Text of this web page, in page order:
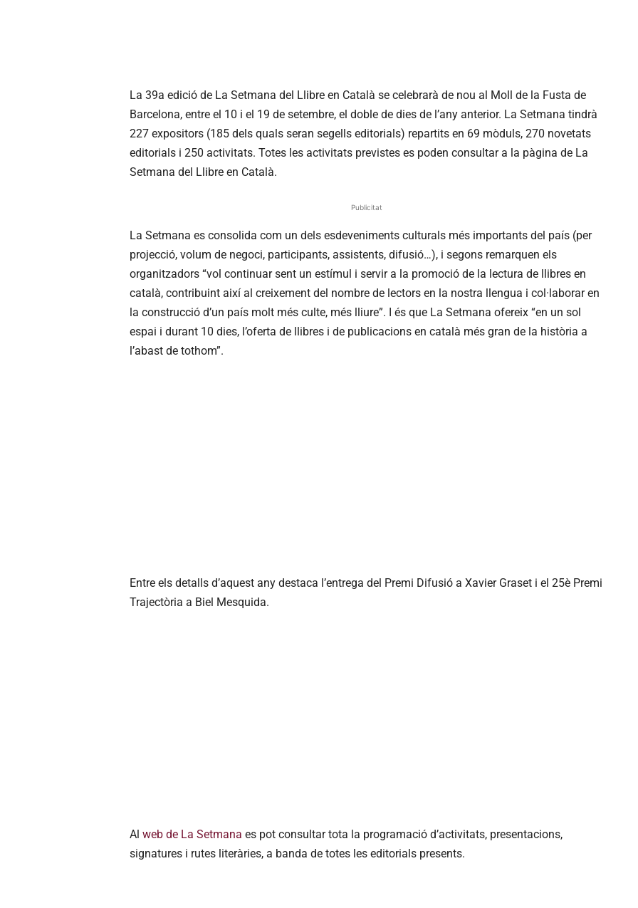
La 39a edició de La Setmana del Llibre en Català se celebrarà de nou al Moll de la Fusta de
Barcelona, entre el 10 i el 19 de setembre, el doble de dies de l’any anterior. La Setmana tindrà
227 expositors (185 dels quals seran segells editorials) repartits en 69 mòduls, 270 novetats
editorials i 250 activitats. Totes les activitats previstes es poden consultar a la pàgina de La
Setmana del Llibre en Català.
Publicitat
La Setmana es consolida com un dels esdeveniments culturals més importants del país (per
projecció, volum de negoci, participants, assistents, difusió…), i segons remarquen els
organitzadors “vol continuar sent un estímul i servir a la promoció de la lectura de llibres en
català, contribuint així al creixement del nombre de lectors en la nostra llengua i col·laborar en
la construcció d’un país molt més culte, més lliure”. I és que La Setmana ofereix “en un sol
espai i durant 10 dies, l’oferta de llibres i de publicacions en català més gran de la història a
l’abast de tothom”.
Entre els detalls d’aquest any destaca l’entrega del Premi Difusió a Xavier Graset i el 25è Premi
Trajectòria a Biel Mesquida.
Al web de La Setmana es pot consultar tota la programació d’activitats, presentacions,
signatures i rutes literàries, a banda de totes les editorials presents.